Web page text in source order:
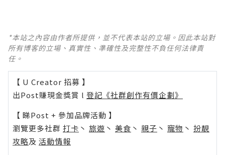
*本站之內容由作者所提供，並不代表本站的立場。因此本站對
所有博客的立場、真實性、準確性及完整性不負任何法律責
任。
【 U Creator 招募 】
出Post賺現金獎賞 l 登記《社群創作有價企劃》
【 睇Post + 參加品牌活動 】
瀏覽更多社群 打卡 丶 旅遊 丶 美食 丶 親子 丶 寵物 丶 扮靚
攻略及 活動情報